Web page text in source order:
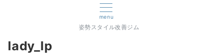
menu
姿勢スタイル改善ジム
lady_lp